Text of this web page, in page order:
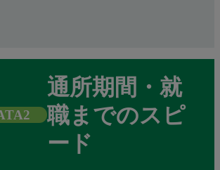
通所期間・就
職までのスピ
ード